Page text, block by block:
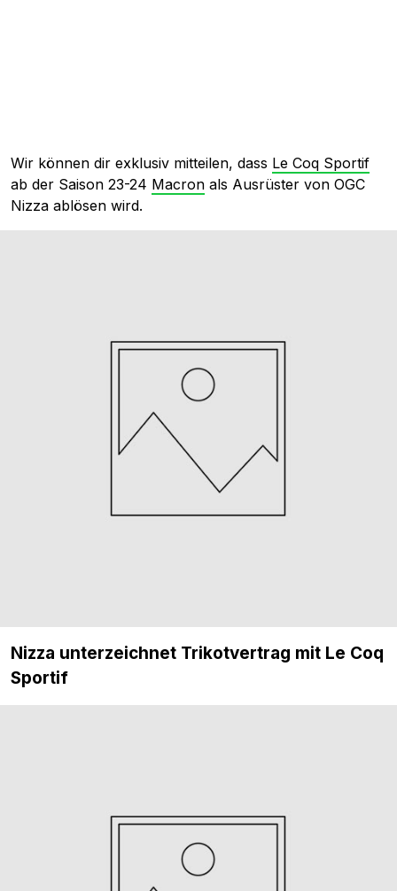
Wir können dir exklusiv mitteilen, dass Le Coq Sportif
ab der Saison 23-24 Macron als Ausrüster von OGC
Nizza ablösen wird.
Nizza unterzeichnet Trikotvertrag mit Le Coq
Sportif